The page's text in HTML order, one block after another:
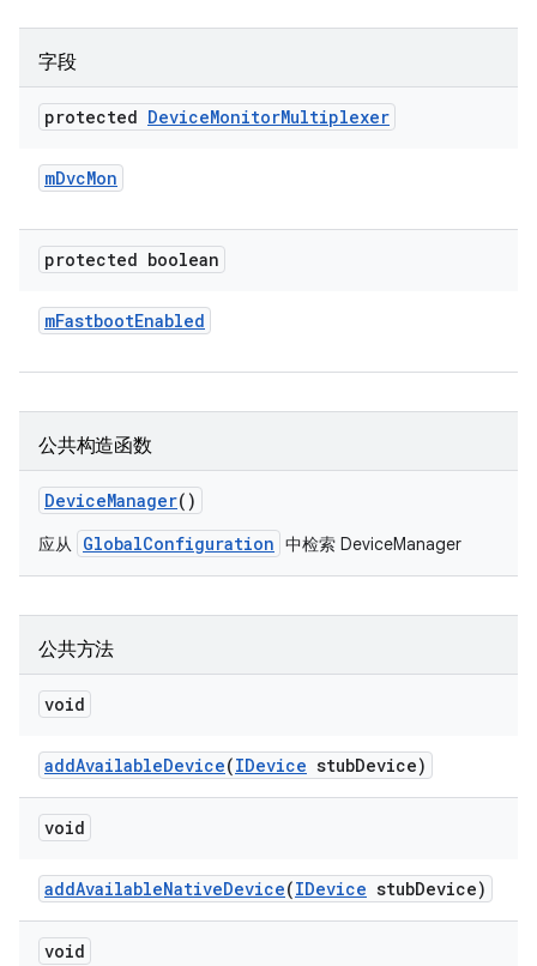
字段
protected DeviceMonitorMultiplexer
mDvcMon
protected boolean
mFastbootEnabled
公共构造函数
DeviceManager()
应从 GlobalConfiguration 中检索 DeviceManager
公共方法
void
addAvailableDevice(IDevice stubDevice)
void
addAvailableNativeDevice(IDevice stubDevice)
void